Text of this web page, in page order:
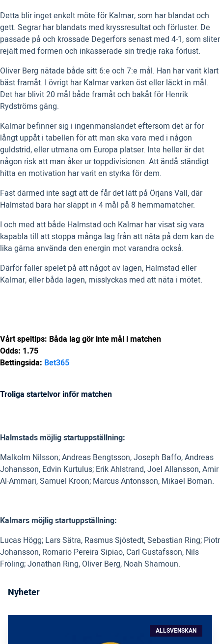
Detta blir inget enkelt möte för Kalmar, som har blandat och
gett. Segrar har blandats med kryssresultat och förluster. De
passade på och krossade Degerfors senast med 4-1, som sliter
rejält med formen och inkasserade sin tredje raka förlust.
Oliver Berg nätade både sitt 6:e och 7:e mål. Han har varit klart
bäst framåt. I övrigt har Kalmar varken öst eller läckt in mål.
Det har blivit 20 mål både framåt och bakåt för Henrik
Rydströms gäng.
Kalmar befinner sig i ingenmanslandet eftersom det är för
långt uppåt i tabellen för att man ska vara med i någon
guldstrid, eller utmana om Europa platser. Inte heller är det
någon risk att man åker ur toppdivisionen. Att ändå ständigt
hitta en motivation har varit en styrka för dem.
Fast därmed inte sagt att de får det lätt på Örjans Vall, där
Halmstad bara har släppt in 4 mål på 8 hemmamatcher.
I och med att både Halmstad och Kalmar har visat sig vara
kapabla till att stoppa många lag från att näta på dem kan de
lika gärna använda den energin mot varandra också.
Därför faller spelet på att något av lagen, Halmstad eller
Kalmar, eller båda lagen, misslyckas med att näta i mötet.
Vårt speltips: Båda lag gör inte mål i matchen
Odds: 1.75
Bettingsida: Bet365
Troliga startelvor inför matchen
Halmstads möjlig startuppställning:
Malkolm Nilsson; Andreas Bengtsson, Joseph Baffo, Andreas
Johansson, Edvin Kurtulus; Erik Ahlstrand, Joel Allansson, Amir
Al-Ammari,Samuel Kroon; Marcus Antonsson, Mikael Boman.
Kalmars möjlig startuppställning:
Lucas Högg; Lars Sätra, Rasmus Sjöstedt, Sebastian Ring; Piotr
Johansson, Romario Pereira Sipiao, Carl Gustafsson, Nils
Fröling; Jonathan Ring, Oliver Berg, Noah Shamoun.
Nyheter
ALLSVENSKAN